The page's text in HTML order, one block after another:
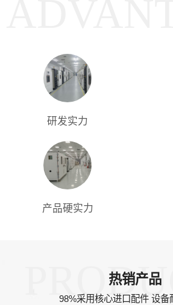
研发实力
产品硬实力
热销产品
98%采用核心进口配件 设备